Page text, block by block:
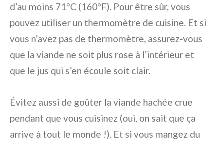
d’au moins 71°C (160°F). Pour être sûr, vous
pouvez utiliser un thermomètre de cuisine. Et si
vous n’avez pas de thermomètre, assurez-vous
que la viande ne soit plus rose à l’intérieur et
que le jus qui s’en écoule soit clair.
Évitez aussi de goûter la viande hachée crue
pendant que vous cuisinez (oui, on sait que ça
arrive à tout le monde !). Et si vous mangez du